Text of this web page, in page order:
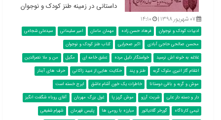
داستانی در زمینه طنز کودک و نوجوان
۰۷ شهریور ۱۳۹۸ | ۱۴:۱۰
ادبیات کودک و نوجوان فرهاد حسن زاده مهمان مامان امیر سلیمانی
سیدعلی شجاعی
محسن صالحی حاجی آبادی
اکبر صحرایی
کتاب طنز کودک و نوجوان
غلاغه به خونه اش نرسید
خواستگار ذلیل مرده عشق خامه ای مگیل
من و ملا نصرالدین
انتقام گاز انبری ملوک گربه
طنز و پند حکایت هایی از عبيد زاکانی
حرف های آبدار
موش و گربه و باقی دوستانا
خاطرات یک خون آشام عاشق
ایرج خسته است
دار و دسته دار علی
شربت آرزو موش گریز پا غول بزرگ مهربان
آقای روباه شگفت انگیز
تیمی کارناگاه
گورخر گلادیاتور مبارزه با رومی ها پلیس قهرمان
شهرام شفیعی